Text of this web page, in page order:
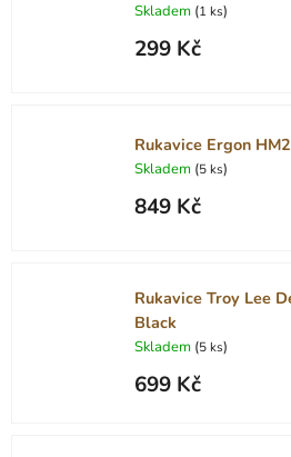
Skladem (1 ks)
299 Kč
Rukavice Ergon
Skladem (5 ks)
849 Kč
Rukavice Troy Lee
Black
Skladem (5 ks)
699 Kč